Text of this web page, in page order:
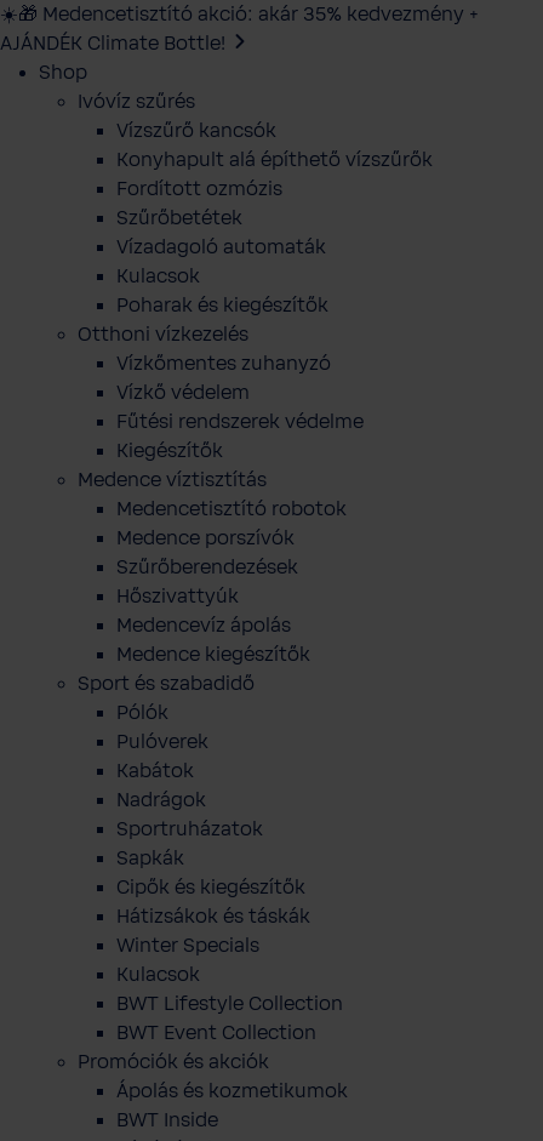
☀️🎁 Medencetisztító akció: akár 35% kedvezmény +
AJÁNDÉK Climate Bottle!
Shop
Ivóvíz szűrés
Vízszűrő kancsók
Konyhapult alá építhető vízszűrők
Fordított ozmózis
Szűrőbetétek
Vízadagoló automaták
Kulacsok
Poharak és kiegészítők
Otthoni vízkezelés
Vízkőmentes zuhanyzó
Vízkő védelem
Fűtési rendszerek védelme
Kiegészítők
Medence víztisztítás
Medencetisztító robotok
Medence porszívók
Szűrőberendezések
Hőszivattyúk
Medencevíz ápolás
Medence kiegészítők
Sport és szabadidő
Pólók
Pulóverek
Kabátok
Nadrágok
Sportruházatok
Sapkák
Cipők és kiegészítők
Hátizsákok és táskák
Winter Specials
Kulacsok
BWT Lifestyle Collection
BWT Event Collection
Promóciók és akciók
Ápolás és kozmetikumok
BWT Inside